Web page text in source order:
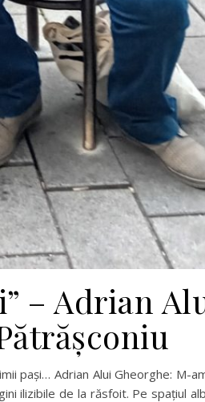
– Adrian
pași… Adrian Alui Gheorghe: M-
ilizibile de la răsfoit. Pe spațiul